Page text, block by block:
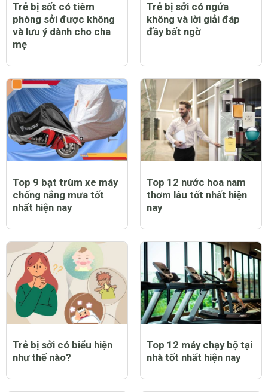
Trẻ bị sốt có tiêm
phòng sởi được không
và lưu ý dành cho cha
mẹ
Trẻ bị sởi có ngứa
không và lời giải đáp
đầy bất ngờ
Top 9 bạt trùm xe máy
chống nắng mưa tốt
nhất hiện nay
Top 12 nước hoa nam
thơm lâu tốt nhất hiện
nay
Trẻ bị sởi có biểu hiện
như thế nào?
Top 12 máy chạy bộ tại
nhà tốt nhất hiện nay